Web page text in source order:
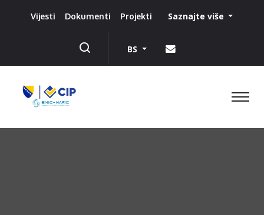
Vijesti Dokumenti Projekti Saznajte više
BS